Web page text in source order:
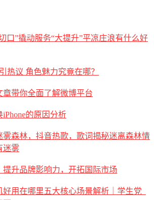
口”撬动服务“大提升”平凉庄浪有什么好
热议 角色魅力究竟在哪？
带你全面了解微博平台
的原因分析
雾森林，抖音热歌，歌词揭秘迷离森林情
迷雾
升品牌影响力，开拓国际市场
用在哪里五大核心场景解析｜学生党_